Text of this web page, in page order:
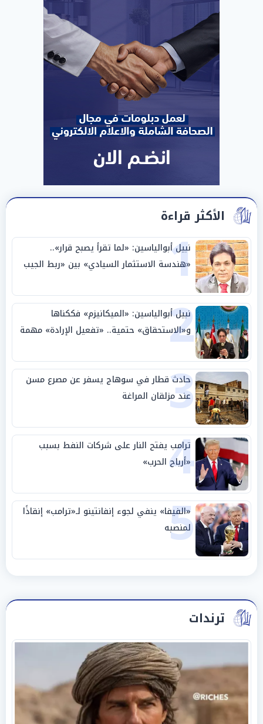
الأكثر قراءة
1
نبيل أبوالياسين: «لما تقرأ يصبح قرار»..
«هندسة الاستثمار السيادي» بين «ربط الجيب
بالوطن» و«سيادة الكلمة»
2
نبيل أبوالياسين: «الميكانيزم» فككناها
و«الاستحقاق» حتمية.. «تفعيل الإرادة» مهمة
الجامعة العربية
3
حادث قطار في سوهاج يسفر عن مصرع مسن
عند مزلقان المراغة
4
ترامب يفتح النار على شركات النفط بسبب
«أرباح الحرب»
5
«الفيفا» ينفي لجوء إنفانتينو لـ«ترامب» إنقاذًا
لمنصبه
ترندات